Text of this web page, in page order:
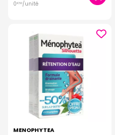
0€50/unité
MENOPHYTEA